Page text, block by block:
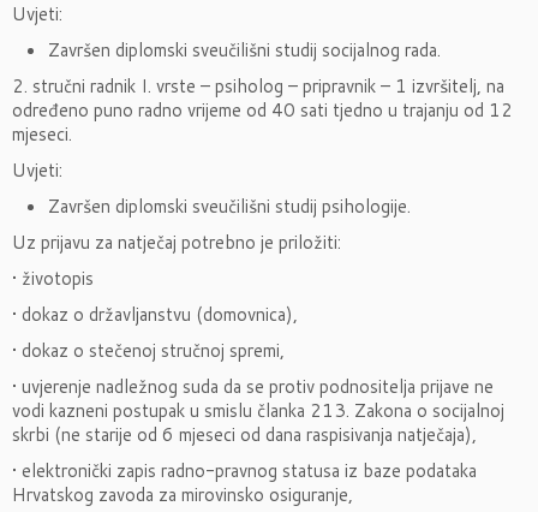
Uvjeti:
Završen diplomski sveučilišni studij socijalnog rada.
2. stručni radnik I. vrste – psiholog – pripravnik – 1 izvršitelj, na
određeno puno radno vrijeme od 40 sati tjedno u trajanju od 12
mjeseci.
Uvjeti:
Završen diplomski sveučilišni studij psihologije.
Uz prijavu za natječaj potrebno je priložiti:
• životopis
• dokaz o državljanstvu (domovnica),
• dokaz o stečenoj stručnoj spremi,
• uvjerenje nadležnog suda da se protiv podnositelja prijave ne
vodi kazneni postupak u smislu članka 213. Zakona o socijalnoj
skrbi (ne starije od 6 mjeseci od dana raspisivanja natječaja),
• elektronički zapis radno-pravnog statusa iz baze podataka
Hrvatskog zavoda za mirovinsko osiguranje,